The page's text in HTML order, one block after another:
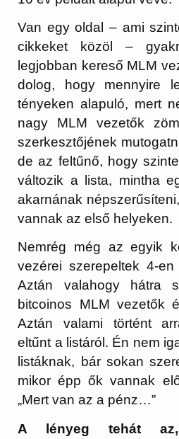
Van egy oldal – ami
cikkeket közöl –
legjobban kereső MLM
dolog, hogy mennyire
tényeken alapuló, mert
nagy MLM vezetők
szerkesztőjének
de az feltűnő, hogy
változik a lista, mintha
akarnának
vannak az első helyeken.
Nemrég még az egyik
vezérei szerepeltek 4-
Aztán valahogy hátra
bitcoinos MLM vezetők
Aztán valami történt
eltűnt a listáról. Én nem
listáknak, bár sokan
mikor épp ők vannak
„Mert van az a pénz…”
A lényeg tehát